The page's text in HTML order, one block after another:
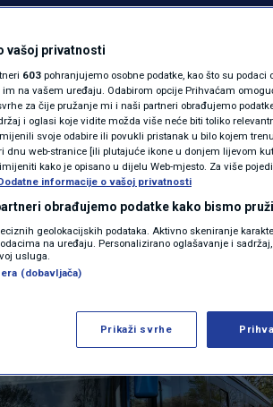
MAGAZIN
KOLUMNE
N1(DIS)INFO
KLIMATSKE PROMJENE
FOTO
VIDEO
u promet
0 komentara
Više
vašoj privatnosti
603 pohranjujemo osobne podatke, kao što su
na vašem uređaju. Odabirom opcije Prihvaćam
za čije pružanje mi i naši partneri obrađujemo
i oglasi koje vidite možda više neće biti toliko
svoje odabire ili povukli pristanak u bilo kojem
dnu web-stranice [ili plutajuće ikone u donjem lijevom
kako je opisano u dijelu Web-mjesto. Za više
informacije o vašoj privatnosti
obrađujemo podatke kako bismo
geolokacijskih podataka. Aktivno skeniranje
na uređaju. Personalizirano oglašavanje i
usluga.
(dobavljača)
Prikaži svrhe